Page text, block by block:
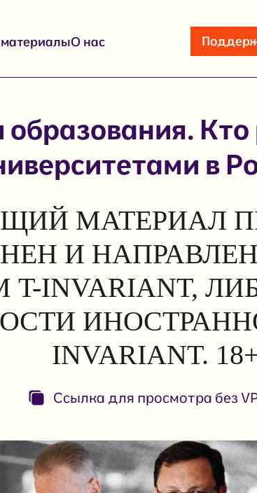
материалыО нас
Кто
в
МАТЕРИАЛ
И
INVARIANT,
INVARIANT.
Ссылка для просмотра без